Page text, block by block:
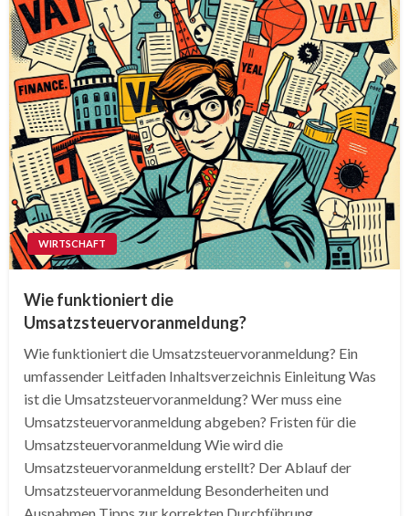
WIRTSCHAFT
Wie funktioniert die
Umsatzsteuervoranmeldung?
Wie funktioniert die Umsatzsteuervoranmeldung? Ein
umfassender Leitfaden Inhaltsverzeichnis Einleitung Was
ist die Umsatzsteuervoranmeldung? Wer muss eine
Umsatzsteuervoranmeldung abgeben? Fristen für die
Umsatzsteuervoranmeldung Wie wird die
Umsatzsteuervoranmeldung erstellt? Der Ablauf der
Umsatzsteuervoranmeldung Besonderheiten und